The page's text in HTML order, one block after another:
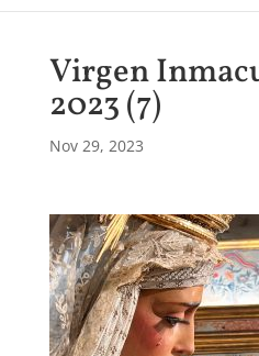
Virgen
2023 (7)
Nov 29, 2023